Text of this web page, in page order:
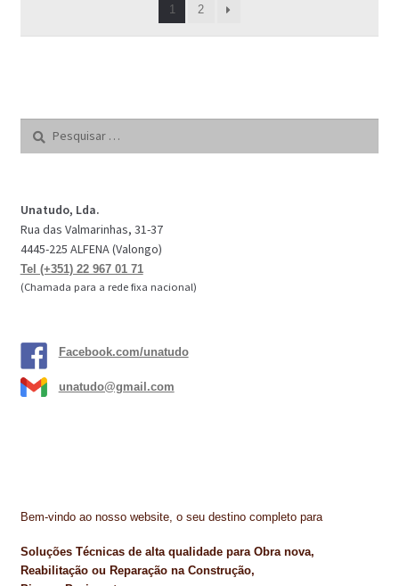
1 2
Unatudo, Lda.
Rua das Valmarinhas, 31-37
4445-225 ALFENA (Valongo)
Tel (+351) 22 967 01 71
(Chamada para a rede fixa nacional)
Facebook.com/unatudo
unatudo@gmail.com
Bem-vindo ao nosso website, o seu destino completo para
Soluções Técnicas de alta qualidade para Obra nova,
Reabilitação ou Reparação na Construção,